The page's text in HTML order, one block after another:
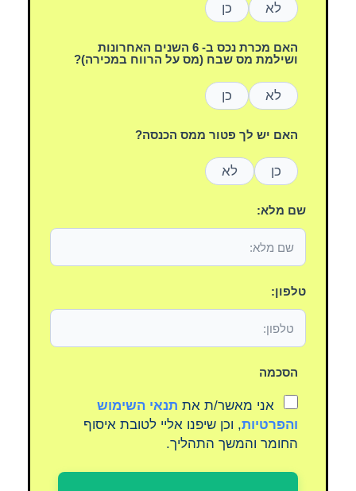
לא כן
האם מכרת נכס ב- 6 השנים האחרונות
ושילמת מס שבח (מס על הרווח במכירה)?
לא כן
האם יש לך פטור ממס הכנסה?
כן לא
שם מלא:
טלפון:
הסכמה
אני מאשר/ת את תנאי השימוש
והפרטיות, וכן שיפנו אליי לטובת איסוף
החומר והמשך התהליך.